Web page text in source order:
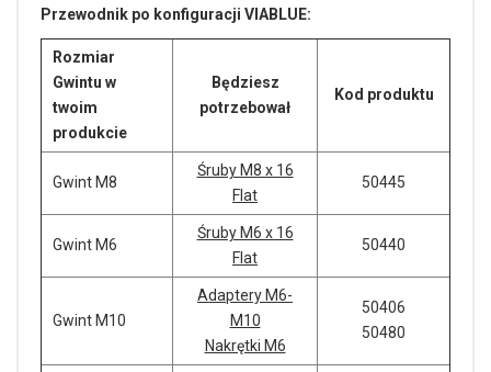
Przewodnik po konfiguracji VIABLUE:
Rozmiar
Gwintu w
twoim
produkcie
Będziesz
potrzebował
Kod produktu
Gwint M8
Śruby M8 x 16
Flat
50445
Gwint M6
Śruby M6 x 16
Flat
50440
Gwint M10
Adaptery M6-
M10
Nakrętki M6
50406
50480